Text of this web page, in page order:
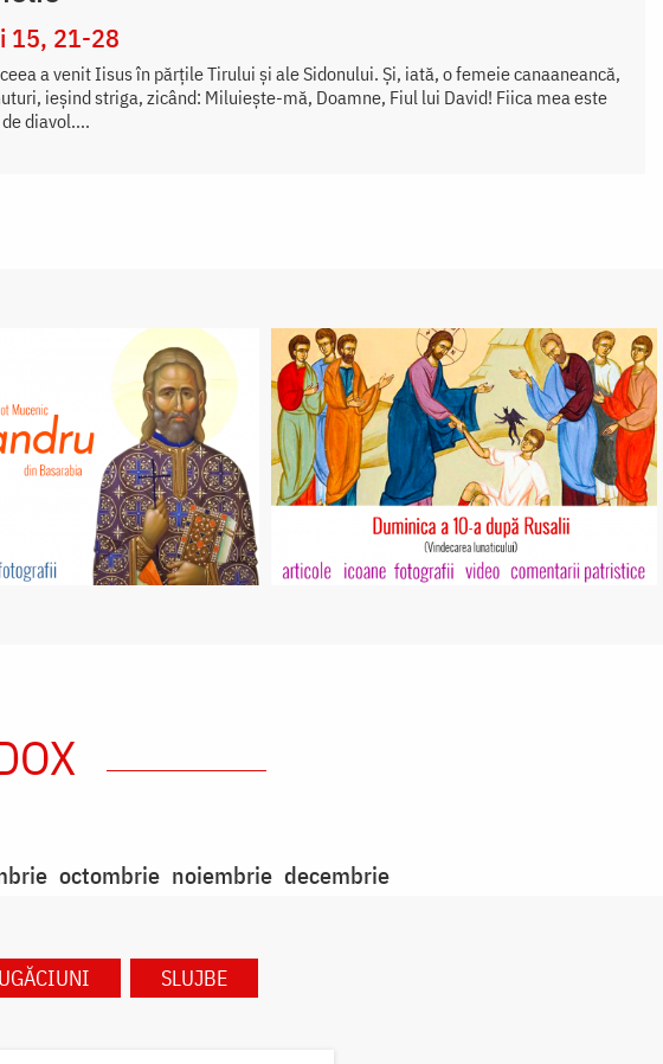
15, 21-28
a venit Iisus în părțile Tirului și ale Sidonului. Și, iată, o femeie canaaneancă,
ieșind striga, zicând: Miluiește-mă, Doamne, Fiul lui David! Fiica mea este
diavol....
octombrie noiembrie decembrie
SLUJBE